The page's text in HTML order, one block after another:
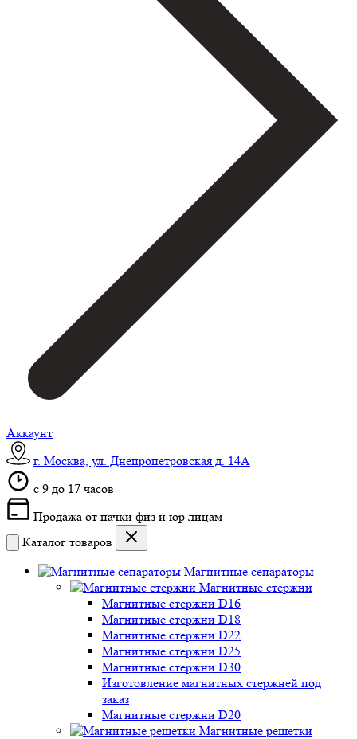
Аккаунт
г. Москва, ул. Днепропетровская д. 14А
c 9 до 17 часов
Продажа от пачки физ и юр лицам
Каталог товаров
Магнитные сепараторы
Магнитные стержни
Магнитные стержни D16
Магнитные стержни D18
Магнитные стержни D22
Магнитные стержни D25
Магнитные стержни D30
Изготовление магнитных стержней под
заказ
Магнитные стержни D20
Магнитные решетки